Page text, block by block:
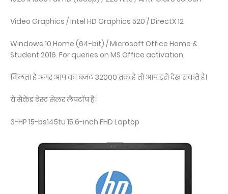
Video Graphics / Intel HD Graphics 520 / DirectX 12
Windows 10 Home (64-bit) / Microsoft Office Home &
Student 2016. For queries on MS Office activation,
मिलता है अगर आप का बजट 32000 तक है तो आप इसे देख सकते है।
ये सेकेंड बेस्ट सेलर लैपटॉप है।
3-HP 15-bs145tu 15.6-inch FHD Laptop